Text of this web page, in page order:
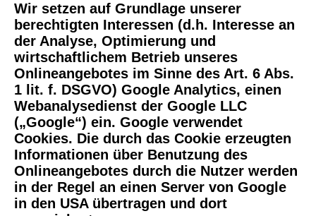
Wir setzen auf Grundlage unserer
berechtigten Interessen (d.h. Interesse an
der Analyse, Optimierung und
wirtschaftlichem Betrieb unseres
Onlineangebotes im Sinne des Art. 6 Abs.
1 lit. f. DSGVO) Google Analytics, einen
Webanalysedienst der Google LLC
(„Google“) ein. Google verwendet
Cookies. Die durch das Cookie erzeugten
Informationen über Benutzung des
Onlineangebotes durch die Nutzer werden
in der Regel an einen Server von Google
in den USA übertragen und dort